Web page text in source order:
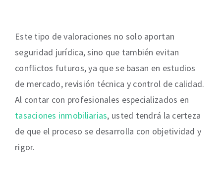
Este tipo de valoraciones no solo aportan
seguridad jurídica, sino que también evitan
conflictos futuros, ya que se basan en estudios
de mercado, revisión técnica y control de calidad.
Al contar con profesionales especializados en
tasaciones inmobiliarias, usted tendrá la certeza
de que el proceso se desarrolla con objetividad y
rigor.